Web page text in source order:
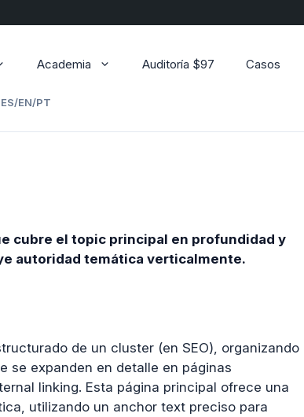
Academia Auditoría $97 Casos
ES/EN/PT
cubre el topic principal en profundidad y
autoridad temática verticalmente.
de un cluster (en SEO), organizando
se expanden en detalle en páginas
linking. Esta página principal ofrece una
utilizando un anchor text preciso para